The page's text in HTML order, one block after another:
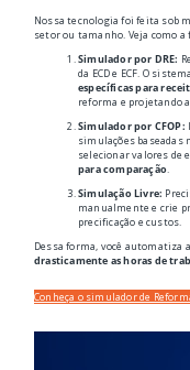
Nossa tecnologia foi feita sob
setor ou tamanho. Veja como
Simulador por DRE:
da ECD e ECF. O
específicas para
reforma e projetando
Simulador por CFOP:
simulações baseadas
selecionar valores de
para comparação.
Simulação Livre:
manualmente e crie
precificação e custos.
Dessa forma, você automatiza
drasticamente as horas de
Conheça o simulador de